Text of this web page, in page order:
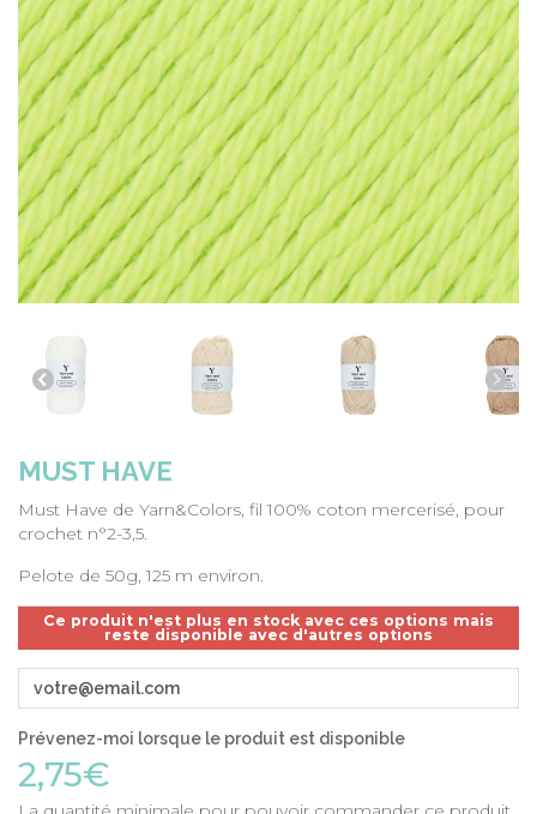
MUST HAVE
Must Have de Yarn&Colors, fil 100% coton mercerisé, pour
crochet n°2-3,5.
Pelote de 50g, 125 m environ.
Ce produit n'est plus en stock avec ces options mais
reste disponible avec d'autres options
Prévenez-moi lorsque le produit est disponible
2,75€